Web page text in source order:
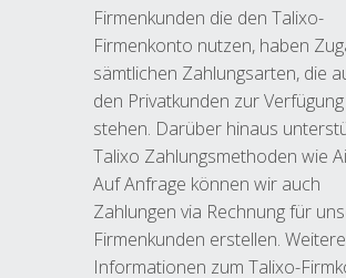
Firmenkunden die den Talixo-
Firmenkonto nutzen, haben
sämtlichen Zahlungsarten, die
den Privatkunden zur Verfügung
stehen. Darüber hinaus
Talixo Zahlungsmethoden wie
Auf Anfrage können wir auch
Zahlungen via Rechnung für
Firmenkunden erstellen. Weitere
Informationen zum Talixo-